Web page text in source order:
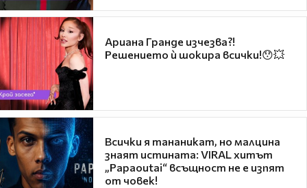
Ариана Гранде изчезва?!
Решението ѝ шокира всички!😯💥
Всички я тананикат, но малцина
знаят истината: VIRAL хитът
„Papaoutai“ всъщност не е изпят
от човек!